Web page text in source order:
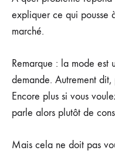
expliquer ce qui pousse
marché.
Remarque : la mode est
demande. Autrement dit,
Encore plus si vous
parle alors plutôt de
Mais cela ne doit pas